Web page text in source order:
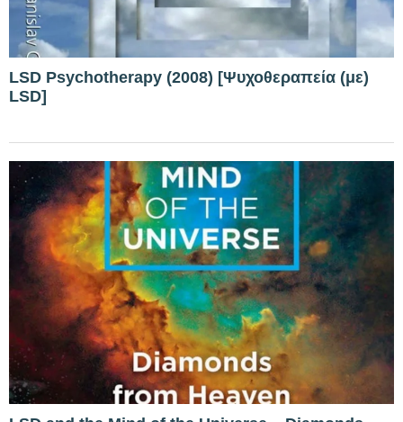
LSD Psychotherapy (2008) [Ψυχοθεραπεία (με)
LSD]